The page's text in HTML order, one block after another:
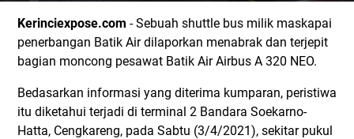
Kerinciexpose.com - Sebuah shuttle bus milik maskapai
penerbangan Batik Air dilaporkan menabrak dan terjepit
bagian moncong pesawat Batik Air Airbus A 320 NEO.
Bedasarkan informasi yang diterima kumparan, peristiwa
itu diketahui terjadi di terminal 2 Bandara Soekarno-
Hatta, Cengkareng, pada Sabtu (3/4/2021), sekitar pukul